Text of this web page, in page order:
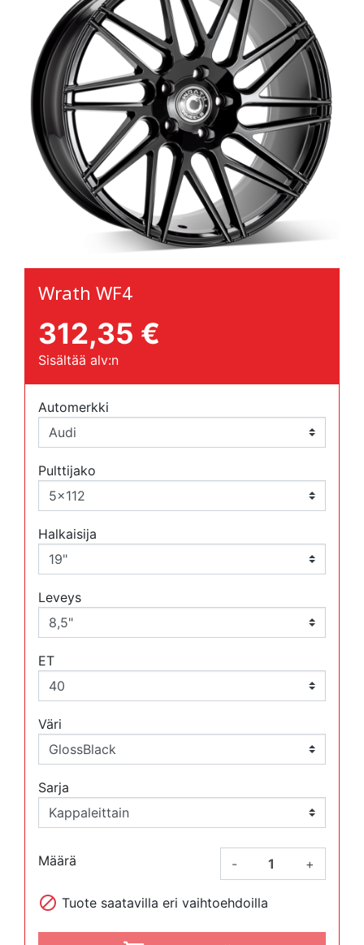
Wrath WF4
312,35 €
Sisältää alv:n
Automerkki
Pulttijako
Halkaisija
Leveys
ET
Väri
Sarja
Määrä - +
 Tuote saatavilla eri vaihtoehdoilla